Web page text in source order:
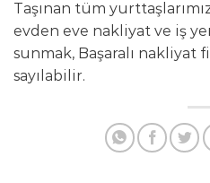
Taşınan tüm
evden eve nakliyat ve iş
sunmak, Başaralı nakliyat
sayılabilir.